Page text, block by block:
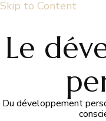
Skip to Content
Le
Du développement